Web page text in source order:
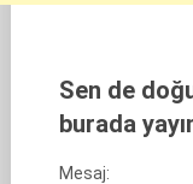
Sen de
burada
Mesaj: